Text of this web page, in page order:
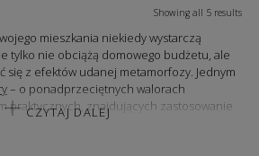
Showing all 5 results
mieszkania niekiedy wystarczą
tylko nie obciążą domowego budżetu, ale
się z efektów udanej metamorfozy. Jednym
– o ponadprzeciętnych walorach
praktycznych, znajdujących zastosowanie
pozoru błaho wyglądające, w istocie zaś
CZYTAJ DALEJ